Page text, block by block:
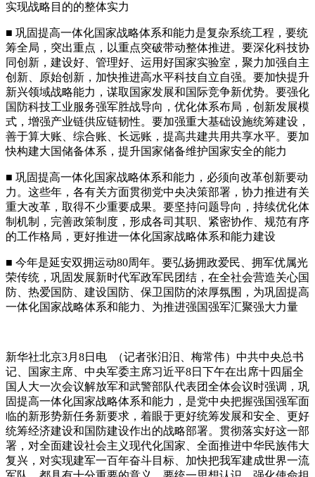
实现战略目的的整体实力
■ 巩固提高一体化国家战略体系和能力是复杂系统工程，要统
筹全局，突出重点，以重点突破带动整体推进。要深化科技协
同创新，建设好、管理好、运用好国家实验室，聚力加强自主
创新、原始创新，加快推进高水平科技自立自强。要加快提升
新兴领域战略能力，谋取国家发展和国际竞争新优势。要强化
国防科技工业服务强军胜战导向，优化体系布局，创新发展模
式，增强产业链供应链韧性。要加强重大基础设施统筹建设，
善于算大账、综合账、长远账，提高共建共用共享水平。要加
快构建大国储备体系，提升国家储备维护国家安全的能力
■ 巩固提高一体化国家战略体系和能力，必须向改革创新要动
力。这些年，各有关方面贯彻党中央决策部署，协力推进有关
重大改革，取得不少重要成果。要坚持问题导向，持续优化体
制机制，完善政策制度，形成各司其职、紧密协作、规范有序
的工作格局，更好推进一体化国家战略体系和能力建设
■ 今年是延安双拥运动80周年。要弘扬拥政爱民、拥军优属光
荣传统，巩固发展新时代军政军民团结，在全社会营造关心国
防、热爱国防、建设国防、保卫国防的浓厚氛围，为巩固提高
一体化国家战略体系和能力、为推进强国强军汇聚强大力量
新华社北京3月8日电 （记者张汨汨、梅常伟）中共中央总书
记、国家主席、中央军委主席习近平8日下午在出席十四届全
国人大一次会议解放军和武警部队代表团全体会议时强调，巩
固提高一体化国家战略体系和能力，是党中央把握强国强军面
临的新形势新任务新要求，着眼于更好统筹发展和安全、更好
统筹经济建设和国防建设作出的战略部署。贯彻落实好这一部
署，对全面建设社会主义现代化国家、全面推进中华民族伟大
复兴，对实现建军一百年奋斗目标、加快把我军建成世界一流